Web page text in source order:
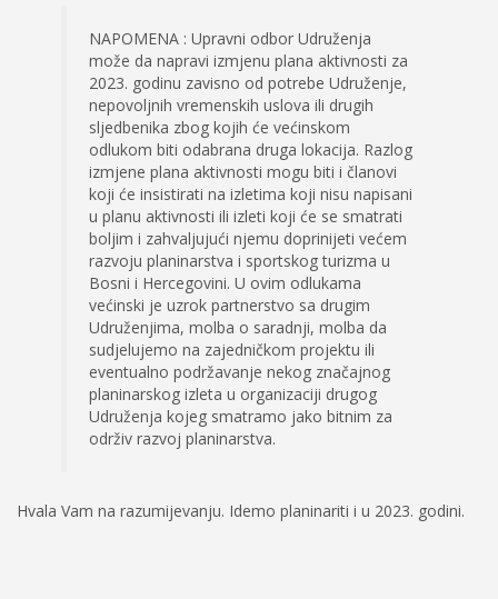
NAPOMENA : Upravni odbor Udruženja
može da napravi izmjenu plana aktivnosti za
2023. godinu zavisno od potrebe Udruženje,
nepovoljnih vremenskih uslova ili drugih
sljedbenika zbog kojih će većinskom
odlukom biti odabrana druga lokacija. Razlog
izmjene plana aktivnosti mogu biti i članovi
koji će insistirati na izletima koji nisu napisani
u planu aktivnosti ili izleti koji će se smatrati
boljim i zahvaljujući njemu doprinijeti većem
razvoju planinarstva i sportskog turizma u
Bosni i Hercegovini. U ovim odlukama
većinski je uzrok partnerstvo sa drugim
Udruženjima, molba o saradnji, molba da
sudjelujemo na zajedničkom projektu ili
eventualno podržavanje nekog značajnog
planinarskog izleta u organizaciji drugog
Udruženja kojeg smatramo jako bitnim za
održiv razvoj planinarstva.
Hvala Vam na razumijevanju. Idemo planinariti i u 2023. godini.